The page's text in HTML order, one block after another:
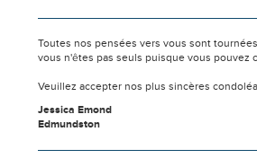
Toutes nos pensées vers vous sont
vous n'êtes pas seuls puisque vous pouvez
Veuillez accepter nos plus sincères
Jessica Emond
Edmundston